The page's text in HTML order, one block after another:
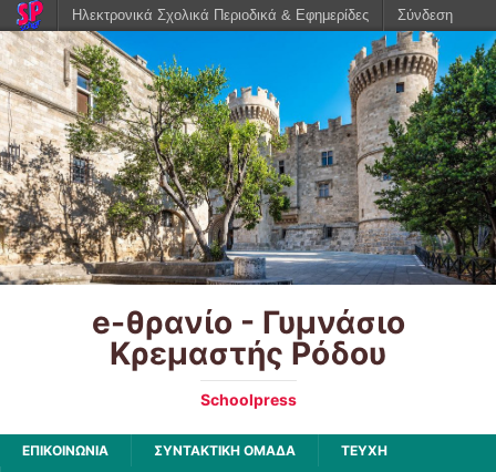
e-θρανίο - Γυμνάσιο
Κρεμαστής Ρόδου
Schoolpress
ΕΠΙΚΟΙΝΩΝΙΑ ΣΥΝΤΑΚΤΙΚΗ ΟΜΑΔΑ
ΤΕΥΧΗ
Ηλεκτρονικά Σχολικά Περιοδικά & Εφημερίδες Σύνδεση